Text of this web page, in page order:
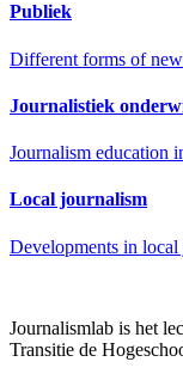
Publiek
Different forms of
Journalistiek
Journalism education
Local journalism
Developments in
Journalismlab is het
Transitie de